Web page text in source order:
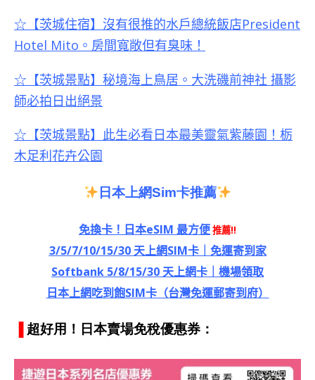
☆【茨城住宿】沒有很推的水戶總統飯店President
Hotel Mito。房間寬敞但有臭味！
☆【茨城景點】秘境海上鳥居。大洗磯前神社 攝影
師必拍日出絕景
☆【茨城景點】此生必看日本最美靈氣紫藤園！栃
木足利花卉公園
日本上網Sim卡推薦
免換卡！日本eSIM 最方便推薦!!
3/5/7/10/15/30 天上網SIM卡｜免運寄到家
Softbank 5/8/15/30 天上網卡｜機場領取
日本上網吃到飽SIM卡（台灣免運郵寄到府）
超好用！日本賣場免稅優惠券：